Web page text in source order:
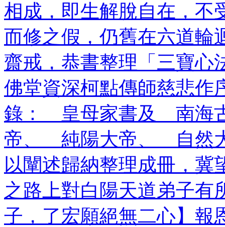
相成，即生解脫自在，不
而修之假，仍舊在六道輪
齋戒，恭書整理「三寶心
佛堂資深柯點傳師慈悲作
錄： 皇母家書及 南海
帝、 純陽大帝、 自然
以闡述歸納整理成冊，冀
之路上對白陽天道弟子有
子，了宏願絕無二心】報